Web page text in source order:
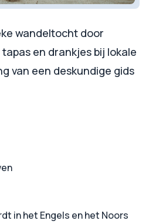
wandeltocht door
en drankjes bij lokale
van een deskundige gids
in het Engels en het Noors